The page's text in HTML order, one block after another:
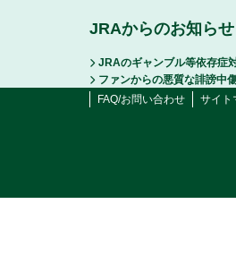
JRAからのお知らせ
JRAのギャンブル等依存症
ファンからの悪質な誹謗中
FAQ/お問い合わせ
サイト